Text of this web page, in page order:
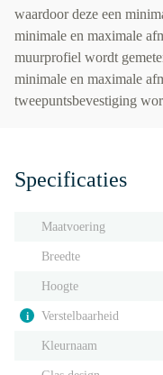
waardoor deze een
minimale en maximale
muurprofiel wordt
minimale en maximale
tweepuntsbevestiging
Specificaties
Maatvoering
Breedte
Hoogte
i Verstelbaarheid
Kleurnaam